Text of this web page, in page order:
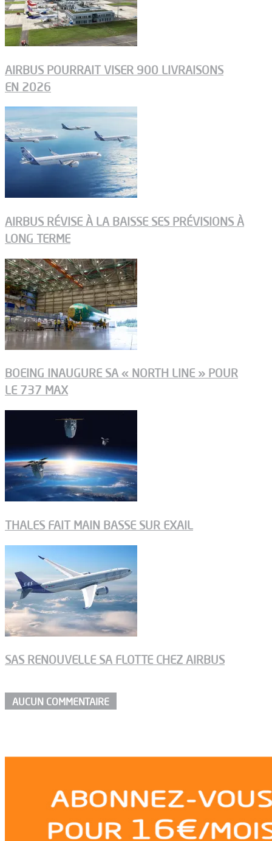
AIRBUS POURRAIT VISER 900 LIVRAISONS
EN 2026
AIRBUS RÉVISE À LA BAISSE SES PRÉVISIONS À
LONG TERME
BOEING INAUGURE SA « NORTH LINE » POUR
LE 737 MAX
THALES FAIT MAIN BASSE SUR EXAIL
SAS RENOUVELLE SA FLOTTE CHEZ AIRBUS
AUCUN COMMENTAIRE